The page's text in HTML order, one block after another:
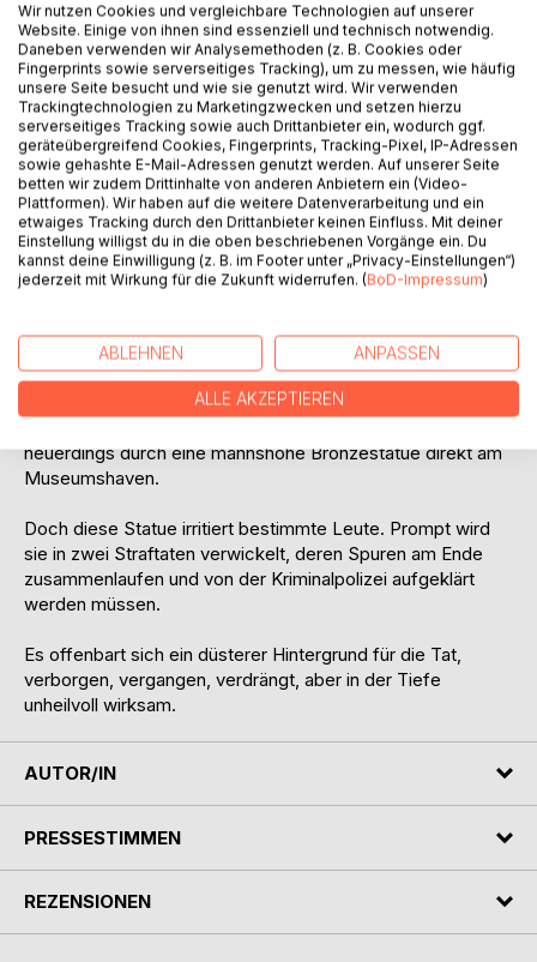
BESCHREIBUNG
Vegesack, schöner Stadtteil im Bremer Norden, hat einen
400 Jahre alten Museumshaven und überhaupt maritimes
Flair.
Wer dort ein Festival besucht, könnte auf junge Männer im
Auch künstlerisch sind sie verewigt: durch ein
neuerdings durch eine mannshohe Bronzestatue direkt am
Museumshaven.
Doch diese Statue irritiert bestimmte Leute. Prompt wird
sie in zwei Straftaten verwickelt, deren Spuren am Ende
zusammenlaufen und von der Kriminalpolizei aufgeklärt
werden müssen.
Es offenbart sich ein düsterer Hintergrund für die Tat,
verborgen, vergangen, verdrängt, aber in der Tiefe
unheilvoll wirksam.
AUTOR/IN
PRESSESTIMMEN
REZENSIONEN
Wir nutzen Cookies und vergleichbare Technologien auf unserer
Website. Einige von ihnen sind essenziell und technisch notwendig.
Daneben verwenden wir Analysemethoden (z. B. Cookies oder
Fingerprints sowie serverseitiges Tracking), um zu messen, wie häufig
unsere Seite besucht und wie sie genutzt wird. Wir verwenden
Trackingtechnologien zu Marketingzwecken und setzen hierzu
serverseitiges Tracking sowie auch Drittanbieter ein, wodurch ggf.
geräteübergreifend Cookies, Fingerprints, Tracking-Pixel, IP-Adressen
sowie gehashte E-Mail-Adressen genutzt werden. Auf unserer Seite
betten wir zudem Drittinhalte von anderen Anbietern ein (Video-
Plattformen). Wir haben auf die weitere Datenverarbeitung und ein
etwaiges Tracking durch den Drittanbieter keinen Einfluss. Mit deiner
Einstellung willigst du in die oben beschriebenen Vorgänge ein. Du
kannst deine Einwilligung (z. B. im Footer unter „Privacy-Einstellungen“)
jederzeit mit Wirkung für die Zukunft widerrufen. (BoD-Impressum)
ABLEHNEN ANPASSEN
ALLE AKZEPTIEREN